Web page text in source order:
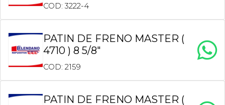
COD: 3222-4
PATIN DE FRENO MASTER (
4710 ) 8 5/8″
COD: 2159
PATIN DE FRENO MASTER (